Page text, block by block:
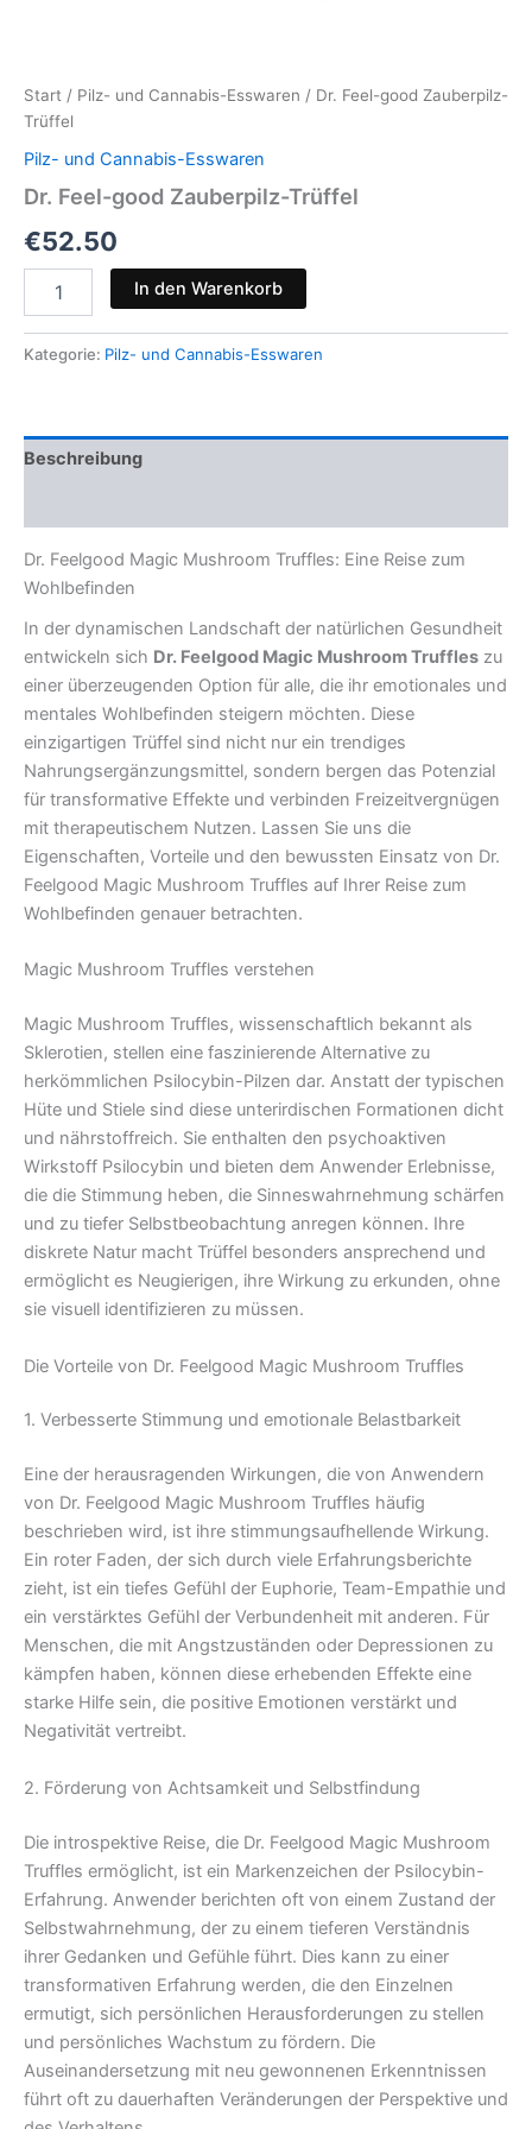
Start / Pilz- und Cannabis-Esswaren / Dr. Feel-good Zauberpilz-
Trüffel
Pilz- und Cannabis-Esswaren
Dr. Feel-good Zauberpilz-Trüffel
€52.50
Feel-
Zauberpilz-
In den Warenkorb
Kategorie: Pilz- und Cannabis-Esswaren
Beschreibung
Dr. Feelgood Magic Mushroom Truffles: Eine Reise zum
Wohlbefinden
In der dynamischen Landschaft der natürlichen Gesundheit
entwickeln sich Dr. Feelgood Magic Mushroom Truffles zu
einer überzeugenden Option für alle, die ihr emotionales und
mentales Wohlbefinden steigern möchten. Diese
einzigartigen Trüffel sind nicht nur ein trendiges
Nahrungsergänzungsmittel, sondern bergen das Potenzial
für transformative Effekte und verbinden Freizeitvergnügen
mit therapeutischem Nutzen. Lassen Sie uns die
Eigenschaften, Vorteile und den bewussten Einsatz von Dr.
Feelgood Magic Mushroom Truffles auf Ihrer Reise zum
Wohlbefinden genauer betrachten.
Magic Mushroom Truffles verstehen
Magic Mushroom Truffles, wissenschaftlich bekannt als
Sklerotien, stellen eine faszinierende Alternative zu
herkömmlichen Psilocybin-Pilzen dar. Anstatt der typischen
Hüte und Stiele sind diese unterirdischen Formationen dicht
und nährstoffreich. Sie enthalten den psychoaktiven
Wirkstoff Psilocybin und bieten dem Anwender Erlebnisse,
die die Stimmung heben, die Sinneswahrnehmung schärfen
und zu tiefer Selbstbeobachtung anregen können. Ihre
diskrete Natur macht Trüffel besonders ansprechend und
ermöglicht es Neugierigen, ihre Wirkung zu erkunden, ohne
sie visuell identifizieren zu müssen.
Die Vorteile von Dr. Feelgood Magic Mushroom Truffles
1. Verbesserte Stimmung und emotionale Belastbarkeit
Eine der herausragenden Wirkungen, die von Anwendern
von Dr. Feelgood Magic Mushroom Truffles häufig
beschrieben wird, ist ihre stimmungsaufhellende Wirkung.
Ein roter Faden, der sich durch viele Erfahrungsberichte
zieht, ist ein tiefes Gefühl der Euphorie, Team-Empathie und
ein verstärktes Gefühl der Verbundenheit mit anderen. Für
Menschen, die mit Angstzuständen oder Depressionen zu
kämpfen haben, können diese erhebenden Effekte eine
starke Hilfe sein, die positive Emotionen verstärkt und
Negativität vertreibt.
2. Förderung von Achtsamkeit und Selbstfindung
Die introspektive Reise, die Dr. Feelgood Magic Mushroom
Truffles ermöglicht, ist ein Markenzeichen der Psilocybin-
Erfahrung. Anwender berichten oft von einem Zustand der
Selbstwahrnehmung, der zu einem tieferen Verständnis
ihrer Gedanken und Gefühle führt. Dies kann zu einer
transformativen Erfahrung werden, die den Einzelnen
ermutigt, sich persönlichen Herausforderungen zu stellen
und persönliches Wachstum zu fördern. Die
Auseinandersetzung mit neu gewonnenen Erkenntnissen
führt oft zu dauerhaften Veränderungen der Perspektive und